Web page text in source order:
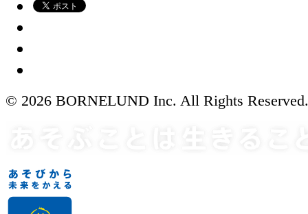
© 2026 BORNELUND Inc. All Rights Reserved.